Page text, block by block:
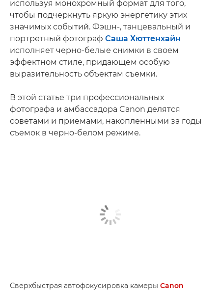
используя монохромный формат для того,
чтобы подчеркнуть яркую энергетику этих
значимых событий. Фэшн-, танцевальный и
портретный фотограф Саша Хюттенхайн
исполняет черно-белые снимки в своем
эффектном стиле, придающем особую
выразительность объектам съемки.
В этой статье три профессиональных
фотографа и амбассадора Canon делятся
советами и приемами, накопленными за годы
съемок в черно-белом режиме.
Сверхбыстрая автофокусировка камеры Canon